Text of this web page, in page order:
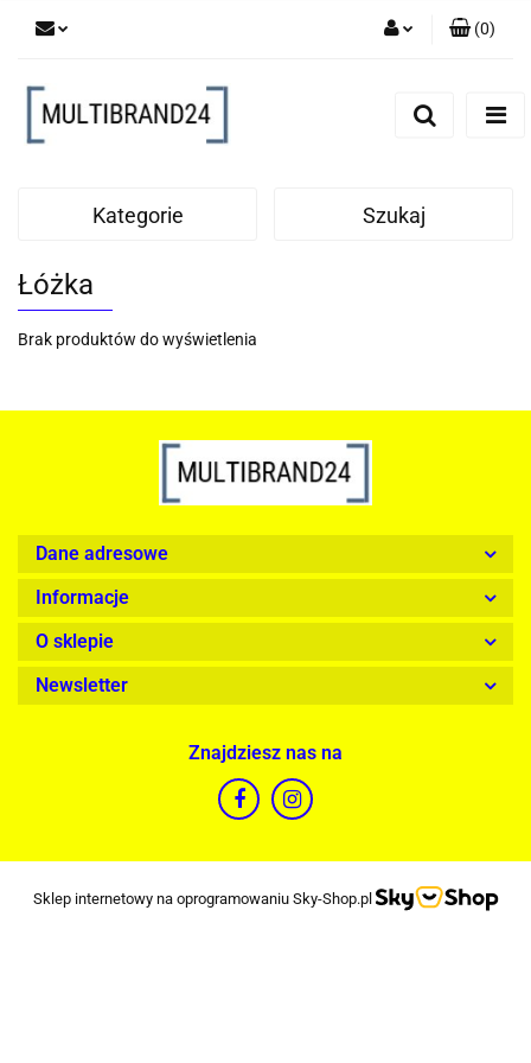
(0)
Kategorie Szukaj
Łóżka
Brak produktów do wyświetlenia
Dane adresowe
Informacje
O sklepie
Newsletter
Znajdziesz nas na
Sklep internetowy na oprogramowaniu Sky-Shop.pl